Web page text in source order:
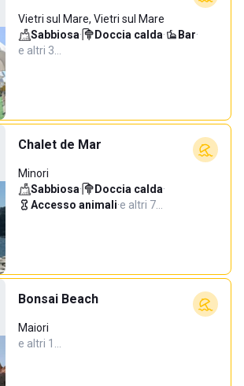
Vietri sul Mare, Vietri sul Mare
Sabbiosa· Doccia calda· Bar·
e altri 3…
Chalet de Mar
Minori
Sabbiosa· Doccia calda·
Accesso animali·e altri 7…
Bonsai Beach
Maiori
e altri 1…